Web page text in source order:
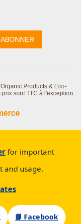
Products & Eco-
prix sont TTC à l'exception
for important
and usage.
📘 Facebook